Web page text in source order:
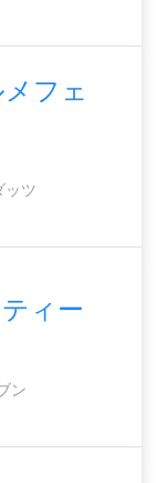
フェ
ッツ
ィー
ン